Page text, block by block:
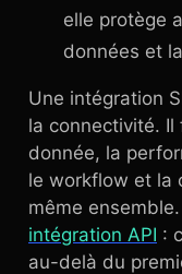
elle protège
données et
Une intégration
la connectivité.
donnée, la
le workflow et la
même
intégration API :
au-delà du